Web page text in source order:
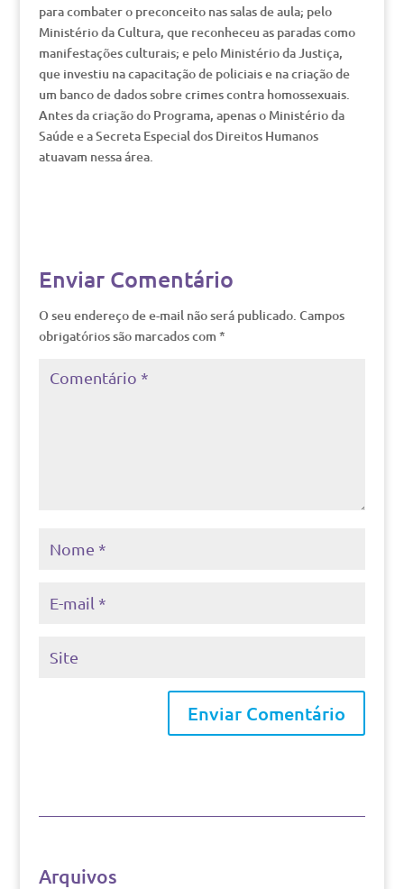
para combater o preconceito nas salas de aula; pelo
Ministério da Cultura, que reconheceu as paradas como
manifestações culturais; e pelo Ministério da Justiça,
que investiu na capacitação de policiais e na criação de
um banco de dados sobre crimes contra homossexuais.
Antes da criação do Programa, apenas o Ministério da
Saúde e a Secreta Especial dos Direitos Humanos
atuavam nessa área.
Enviar Comentário
O seu endereço de e-mail não será publicado. Campos
obrigatórios são marcados com *
Arquivos